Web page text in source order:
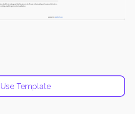
Use Template